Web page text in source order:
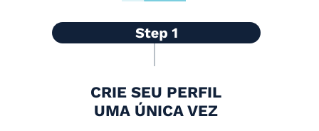
CRIE SEU PERFIL
UMA ÚNICA VEZ